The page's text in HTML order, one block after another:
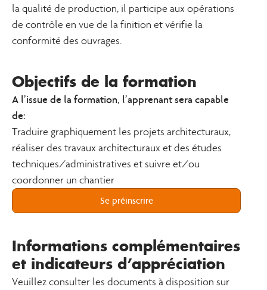
la qualité de production, il participe aux opérations
de contrôle en vue de la finition et vérifie la
conformité des ouvrages.
Objectifs de la formation
A l’issue de la formation, l’apprenant sera capable
de:
Traduire graphiquement les projets architecturaux,
réaliser des travaux architecturaux et des études
techniques/administratives et suivre et/ou
coordonner un chantier
Se préinscrire
Informations complémentaires
et indicateurs d’appréciation
Veuillez consulter les documents à disposition sur